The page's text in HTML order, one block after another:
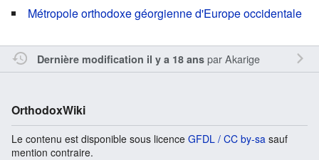
Métropole orthodoxe géorgienne d'Europe occidentale
Dernière modification il y a 18 ansparAkarige
OrthodoxWiki
Le contenu est disponible sous licence GFDL / CC by-sa sauf
mention contraire.